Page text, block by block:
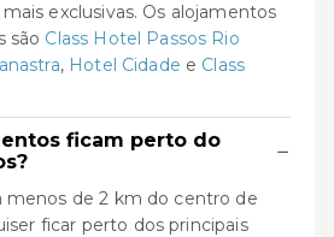
exclusivas. Os alojamentos
são Class Hotel Passos Rio
, Hotel Cidade e Class
ficam perto do
−
menos de 2 km do centro de
ficar perto dos principais